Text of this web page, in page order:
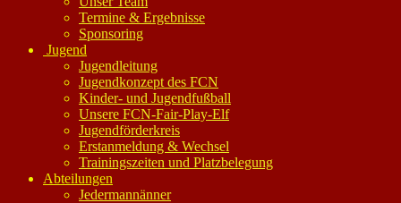
Termine & Ergebnisse
Sponsoring
Jugend
Jugendleitung
Jugendkonzept des FCN
Kinder- und Jugendfußball
Unsere FCN-Fair-Play-Elf
Jugendförderkreis
Erstanmeldung & Wechsel
Trainingszeiten und Platzbelegung
Abteilungen
Jedermannänner